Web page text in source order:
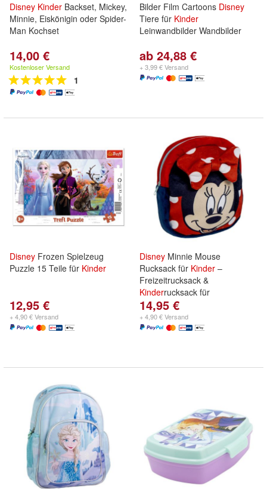
Disney Kinder Backset, Mickey,
Minnie, Eiskönigin oder Spider-
Man Kochset
14,00 €
Kostenloser Versand
1
Bilder Film Cartoons Disney
Tiere für Kinder
Leinwandbilder Wandbilder
ab 24,88 €
+ 3,99 € Versand
Disney Frozen Spielzeug
Puzzle 15 Teile für Kinder
12,95 €
+ 4,90 € Versand
Disney Minnie Mouse
Rucksack für Kinder –
Freizeitrucksack &
Kinderrucksack für
14,95 €
+ 4,90 € Versand